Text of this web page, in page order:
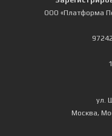
ООО «Платформа
ул.
Москва,